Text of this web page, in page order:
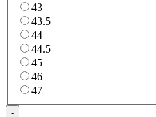
43
43.5
44
44.5
45
46
47
-